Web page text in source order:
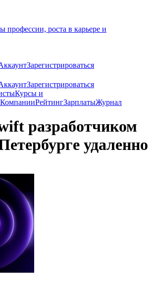
профессии, роста в карьере и
Зарегистрироваться
Зарегистрироваться
Курсы и
КомпанииРейтингЗарплатыЖурнал
разработчиком
удаленно